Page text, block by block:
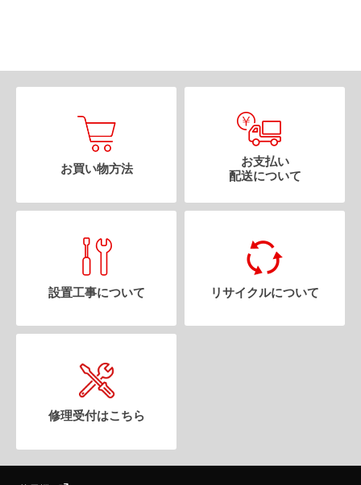
お買い物方法
お支払い
配送について
設置工事について リサイクルについて
修理受付はこちら